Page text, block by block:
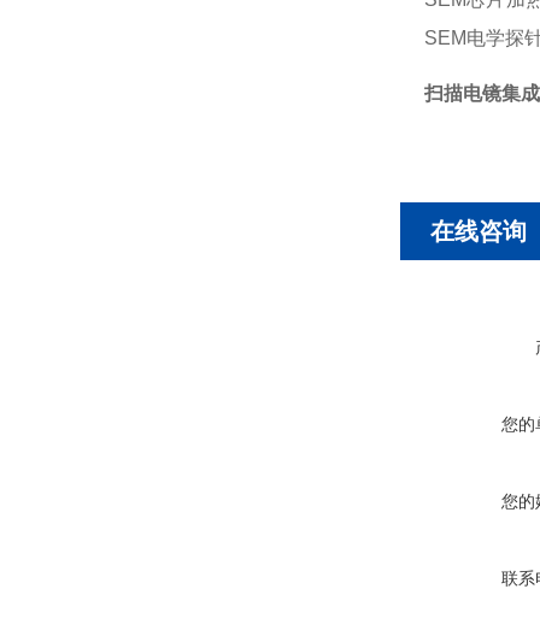
SEM电学探
扫描电镜集
在线咨询
您的
您的
联系